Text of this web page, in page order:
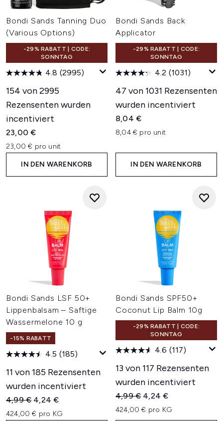
Bondi Sands Tanning Duo
(Various Options)
-29% RABATT | CODE:
SONNTAG
4.8 (2995)
154 von 2995
Rezensenten wurden
incentiviert
23,00 €
23,00 € pro unit
IN DEN WARENKORB
Bondi Sands Back
Applicator
-29% RABATT | CODE:
SONNTAG
4.2 (1031)
47 von 1031 Rezensenten
wurden incentiviert
8,04 €
8,04 € pro unit
IN DEN WARENKORB
Bondi Sands LSF 50+
Lippenbalsam – Saftige
Wassermelone 10 g
-15% RABATT
4.5 (185)
11 von 185 Rezensenten
wurden incentiviert
Unverbindliche Preisempfehlung:
4,99 € Aktueller Preis:
4,24 €
424,00 € pro KG
Bondi Sands SPF50+
Coconut Lip Balm 10g
-29% RABATT | CODE:
SONNTAG
4.6 (117)
13 von 117 Rezensenten
wurden incentiviert
Unverbindliche
4,99 € Aktueller Preis:
4,24 €
424,00 € pro KG